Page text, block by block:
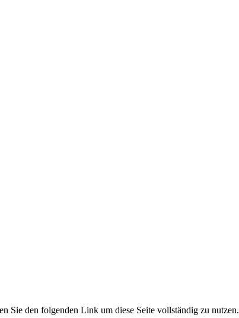
Sie den folgenden Link um diese Seite vollständig zu nutzen.